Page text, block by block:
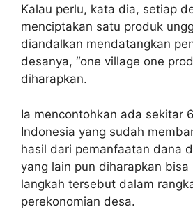
Kalau perlu, kata dia, setiap
menciptakan satu produk
diandalkan mendatangkan
desanya, “one village one
diharapkan.
Ia mencontohkan ada sekitar
Indonesia yang sudah
hasil dari pemanfaatan dana
yang lain pun diharapkan bisa
langkah tersebut dalam
perekonomian desa.